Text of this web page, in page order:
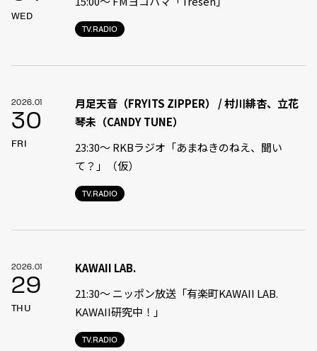
WED
TV.RADIO
2026.01
30
FRI
TV.RADIO
月足天音（FRYITS ZIPPER） / 村川緋杏、立花
琴未（CANDY TUNE）
23:30〜 RKBラジオ「あまねきのねえ、聞い
て？」（仮）
2026.01
29
THU
TV.RADIO
KAWAII LAB.
21:30〜 ニッポン放送「有楽町KAWAII LAB.
KAWAII研究中！」